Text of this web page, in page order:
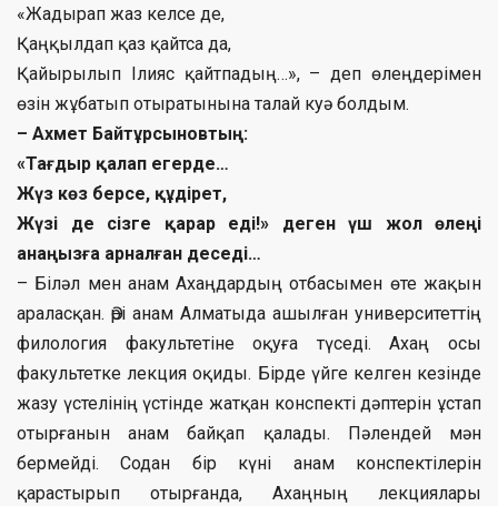
«Жадырап жаз келсе де,
Қаңқылдап қаз қайтса да,
Қайырылып Ілияс қайтпадың…», – деп өлеңдерімен
өзін жұбатып отыратынына талай куә болдым.
– Ахмет Байтұрсыновтың:
«Тағдыр қалап егерде…
Жүз көз берсе, құдірет,
Жүзі де сізге қарар еді!» деген үш жол өлеңі
анаңызға арналған деседі…
– Біләл мен анам Ахаңдардың отбасымен өте жақын
араласқан. Әрі анам Алматыда ашылған университеттің
филология факультетіне оқуға түседі. Ахаң осы
факультетке лекция оқиды. Бірде үйге келген кезінде
жазу үстелінің үстінде жатқан конспекті дәптерін ұстап
отырғанын анам байқап қалады. Пәлендей мән
бермейді. Содан бір күні анам конспектілерін
қарастырып отырғанда, Ахаңның лекциялары